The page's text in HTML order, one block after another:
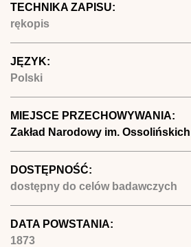
TECHNIKA ZAPISU:
rękopis
JĘZYK:
Polski
MIEJSCE PRZECHOWYWANIA:
Zakład Narodowy im. Ossolińskich
DOSTĘPNOŚĆ:
dostępny do celów badawczych
DATA POWSTANIA:
1873